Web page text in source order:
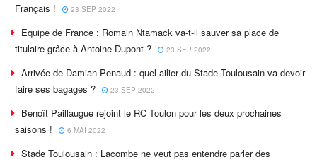
Français !
23 SEP 2022
Equipe de France : Romain Ntamack va-t-il sauver sa place de
titulaire grâce à Antoine Dupont ?
23 SEP 2022
Arrivée de Damian Penaud : quel ailier du Stade Toulousain va devoir
faire ses bagages ?
23 SEP 2022
Benoît Paillaugue rejoint le RC Toulon pour les deux prochaines
saisons !
6 MAI 2022
Stade Toulousain : Lacombe ne veut pas entendre parler des